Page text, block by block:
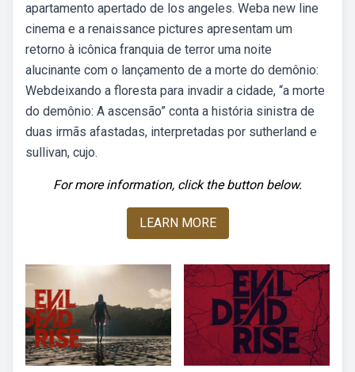
apartamento apertado de los angeles. Weba new line
cinema e a renaissance pictures apresentam um
retorno à icônica franquia de terror uma noite
alucinante com o lançamento de a morte do demônio:
Webdeixando a floresta para invadir a cidade, “a morte
do demônio: A ascensão” conta a história sinistra de
duas irmãs afastadas, interpretadas por sutherland e
sullivan, cujo.
For more information, click the button below.
LEARN MORE